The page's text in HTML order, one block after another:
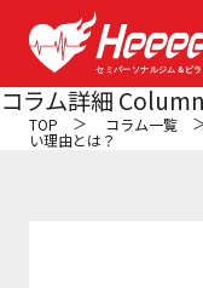
コラム詳細
TOP コラム一覧
い理由とは？